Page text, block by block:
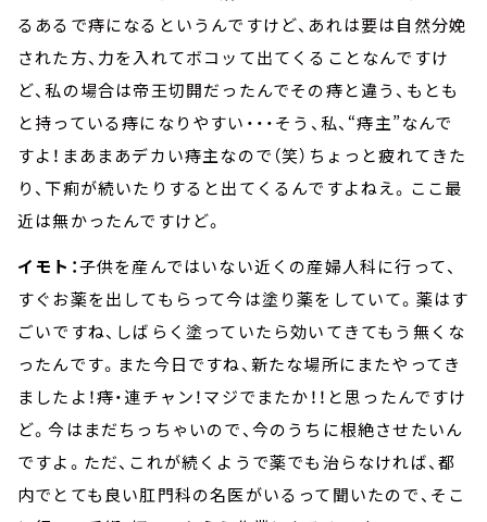
るあるで痔になるというんですけど、あれは要は自然分娩
された方、力を入れてボコッて出てくることなんですけ
ど、私の場合は帝王切開だったんでその痔と違う、もとも
と持っている痔になりやすい・・・そう、私、“痔主”なんで
すよ！まあまあデカい痔主なので（笑）ちょっと疲れてきた
り、下痢が続いたりすると出てくるんですよねえ。ここ最
近は無かったんですけど。
イモト：子供を産んではいない近くの産婦人科に行って、
すぐお薬を出してもらって今は塗り薬をしていて。薬はす
ごいですね、しばらく塗っていたら効いてきてもう無くな
ったんです。また今日ですね、新たな場所にまたやってき
ましたよ！痔・連チャン！マジでまたか！！と思ったんですけ
ど。今はまだちっちゃいので、今のうちに根絶させたいん
ですよ。ただ、これが続くようで薬でも治らなければ、都
内でとても良い肛門科の名医がいるって聞いたので、そこ